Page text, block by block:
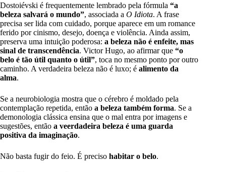
Dostoiévski é frequentemente lembrado pela fórmula “a
beleza salvará o mundo”, associada a O Idiota. A frase
precisa ser lida com cuidado, porque aparece em um romance
ferido por cinismo, desejo, doença e violência. Ainda assim,
preserva uma intuição poderosa: a beleza não é enfeite, mas
sinal de transcendência. Victor Hugo, ao afirmar que “o
belo é tão útil quanto o útil”, toca no mesmo ponto por outro
caminho. A verdadeira beleza não é luxo; é alimento da
alma.
Se a neurobiologia mostra que o cérebro é moldado pela
contemplação repetida, então a beleza também forma. Se a
demonologia clássica ensina que o mal entra por imagens e
sugestões, então a veerdadeira beleza é uma guarda
positiva da imaginação.
Não basta fugir do feio. É preciso habitar o belo.